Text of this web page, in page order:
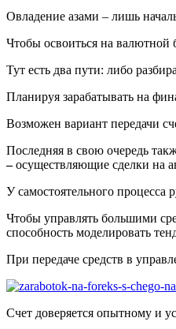
Овладение азами – лишь
Чтобы освоиться на валютной
Тут есть два пути: либо
Планируя зарабатывать на
Возможен вариант передачи
Последняя в свою очередь
–осуществляющие сделки на
У самостоятельного процесса
Чтобы управлять большими
способность моделировать
При передаче средств в
Счет доверяется опытному и